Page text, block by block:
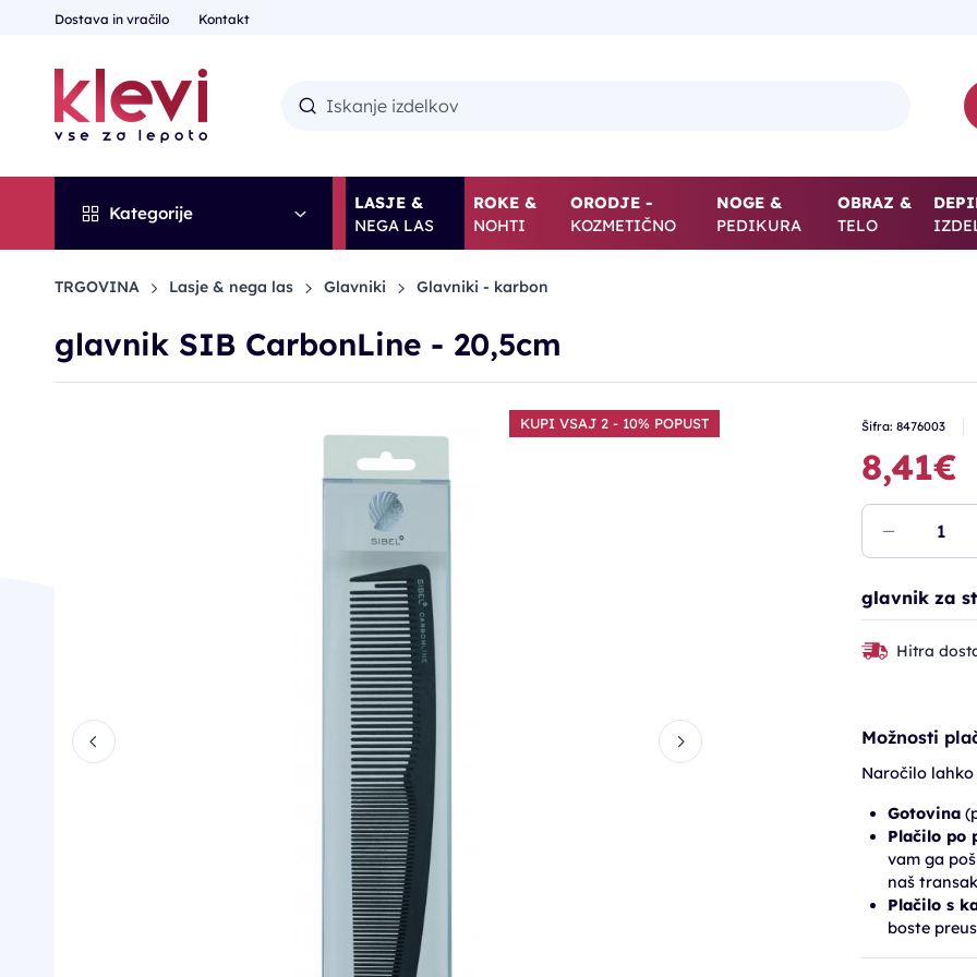
Dostava in vračilo Kontakt
Kategorije
LASJE &
NEGA LAS
ROKE &
NOHTI
ORODJE -
KOZMETIČNO
NOGE &
PEDIKURA
OBRAZ &
TELO
TRGOVINA Lasje & nega las Glavniki Glavniki - karbon
glavnik SIB CarbonLine - 20,5cm
KUPI VSAJ 2 - 10% POPUST Šifra: 8476003
8,41€
glavnik za
Hitra
Možnosti
Naročilo
Gotovina
Plačilo po
vam ga
naš
Plačilo s
boste